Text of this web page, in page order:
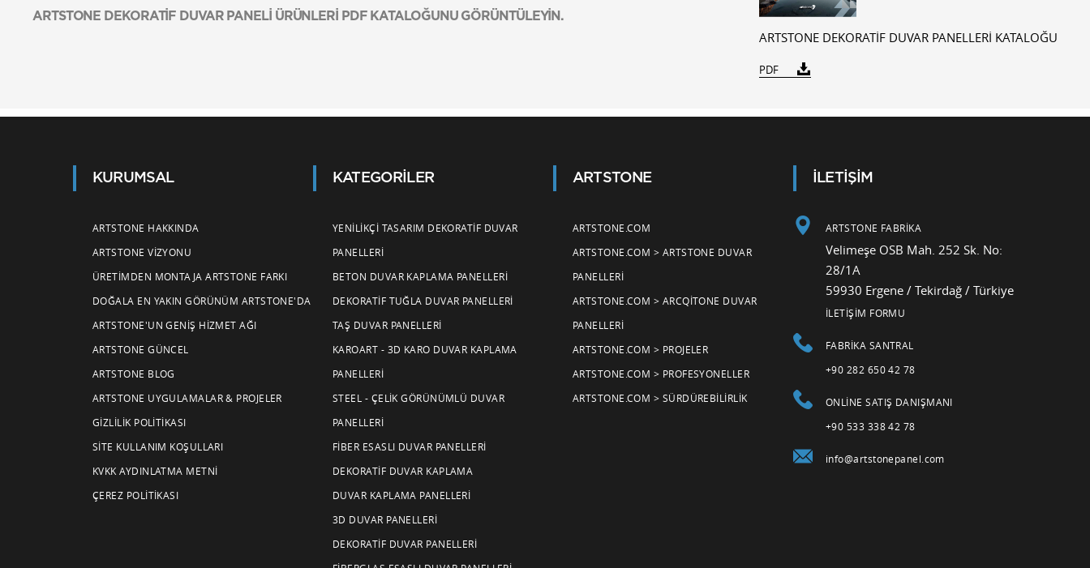
ARTSTONE DEKORATİF DUVAR PANELİ ÜRÜNLERİ PDF KATALOĞUNU GÖRÜNTÜLEYİN.
ARTSTONE DEKORATİF DUVAR PANELLERİ KATALOĞU
PDF
KURUMSAL
ARTSTONE HAKKINDA
ARTSTONE VIZYONU
ÜRETIMDEN MONTAJA ARTSTONE FARKI
DOĞALA EN YAKIN GÖRÜNÜM ARTSTONE'DA
ARTSTONE'UN GENIŞ HIZMET AĞI
ARTSTONE GÜNCEL
ARTSTONE BLOG
ARTSTONE UYGULAMALAR & PROJELER
GIZLILIK POLITIKASI
SITE KULLANIM KOŞULLARI
KVKK AYDINLATMA METNI
ÇEREZ POLITIKASI
KATEGORILER
YENILIKÇI TASARIM DEKORATIF DUVAR
PANELLERI
BETON DUVAR KAPLAMA PANELLERI
DEKORATIF TUĞLA DUVAR PANELLERI
TAŞ DUVAR PANELLERI
KAROART - 3D KARO DUVAR KAPLAMA
PANELLERI
STEEL - ÇELIK GÖRÜNÜMLÜ DUVAR
PANELLERI
FIBER ESASLI DUVAR PANELLERI
DEKORATIF DUVAR KAPLAMA
DUVAR KAPLAMA PANELLERI
3D DUVAR PANELLERI
DEKORATIF DUVAR PANELLERI
ARTSTONE
ARTSTONE.COM
ARTSTONE.COM > ARTSTONE DUVAR
PANELLERI
ARTSTONE.COM > ARCQITONE DUVAR
PANELLERI
ARTSTONE.COM > PROJELER
ARTSTONE.COM > PROFESYONELLER
ARTSTONE.COM > SÜRDÜREBILIRLIK
İLETİŞİM
ARTSTONE FABRİKA
Velimeşe OSB Mah. 252 Sk. No:
28/1A
59930 Ergene / Tekirdağ / Türkiye
İLETİŞİM FORMU
FABRIKA SANTRAL
+90 282 650 42 78
ONLINE SATIŞ DANIŞMANI
+90 533 338 42 78
info@artstonepanel.com